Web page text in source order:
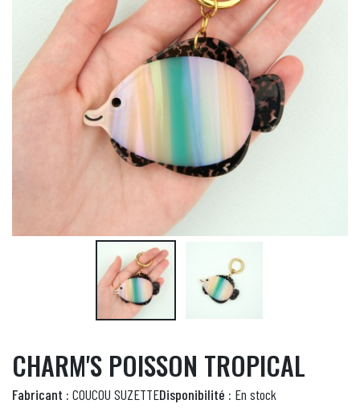
CHARM'S POISSON TROPICAL
Fabricant : COUCOU SUZETTEDisponibilité : En stock